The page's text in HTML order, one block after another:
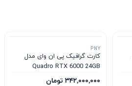
PNY
کارت گرافیک پی ان وای مدل
Quadro RTX 6000 24GB
۳۴۲٬۰۰۰٬۰۰۰ تومان